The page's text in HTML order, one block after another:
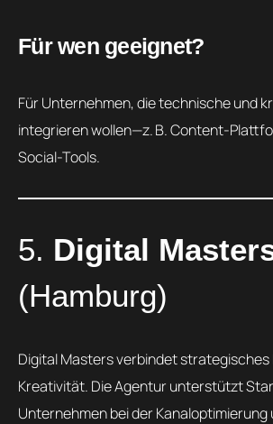
Für wen geeignet?
Für Unternehmen, die technische und
integrieren wollen—z. B. Content-
Social-Tools.
5. Digital
(Hamburg)
Digital Masters verbindet strategisches
Kreativität. Die Agentur unterstützt
Unternehmen bei der Kanaloptimierung